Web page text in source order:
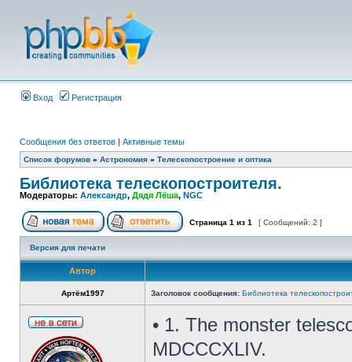
Вход Регистрация
Сообщения без ответов | Активные темы
Список форумов » Астрономия » Телескопостроение и оптика
Библиотека телескопостроителя.
Модераторы: Александр, Дядя Лёша, NGC
Страница 1 из 1 [ Сообщений: 2 ]
Версия для печати
Автор
Артём1997 Заголовок сообщения: Библиотека
• 1. The monster
MDCCCXLIV.